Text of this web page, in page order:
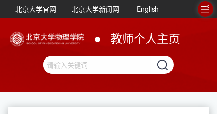
北京大学官网 北京大学新闻网 English
教师个人主页